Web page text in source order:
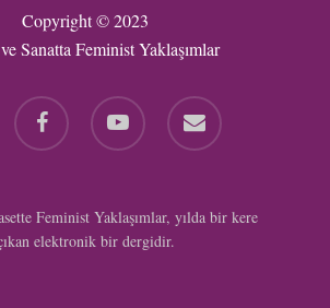
Copyright © 2023
Sanatta Feminist Yaklaşımlar
facebook youtube email
Feminist Yaklaşımlar, yılda bir kere
elektronik bir dergidir.